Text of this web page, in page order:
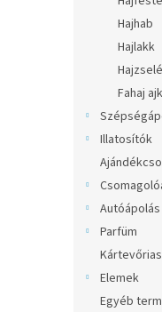
Hajhab
Hajlakk
Fahaj
Illatosítók
Autóápolás
Parfüm
Elemek
Egyéb